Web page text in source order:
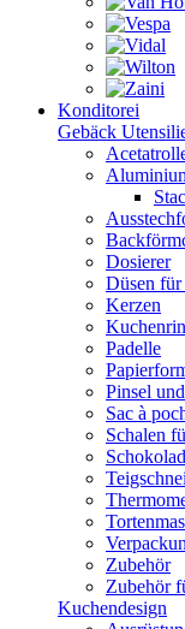
Konditorei
Gebäck
Dosierer
Düsen für
Kerzen
Padelle
Pinsel
Sac à
Schalen
Zubehör
Zubehör
Kuchendesign